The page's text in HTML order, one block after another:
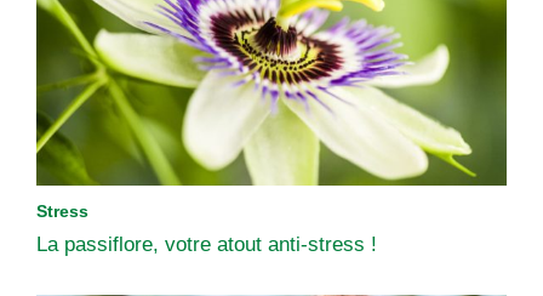
Stress
La passiflore, votre atout anti-stress !